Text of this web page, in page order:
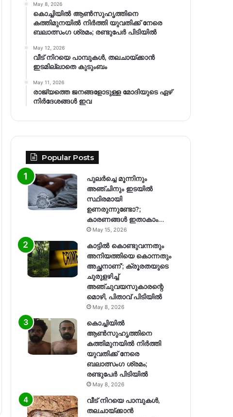
May 8, 2026
കൊച്ചിയിൽ ആൺസുഹൃത്തിനെ
കത്തിമുനയിൽ നിർത്തി യുവതിക്ക് നേരെ
ബലാത്സംഗ​ ശ്രമം; രണ്ടുപേർ പിടിയിൽ
May 12, 2026
വീട് നിറയെ പാമ്പുകൾ, തലചായ്ക്കാൻ
ഇടമില്ലാതെ കുടുംബം
May 11, 2026
രാജ്യത്തെ ജനങ്ങളോടുള്ള മോദിയുടെ ഏഴ്
നിര്‍ദേശങ്ങള്‍ ഇവ
Popular Posts
പുലർച്ചെ മൂന്നിനും
അഞ്ചിനും ഇടയിൽ
സ്ഥിരമായി
ഉണരുന്നുണ്ടോ?;
കാരണങ്ങള്‍ ഇതാകാം…
May 15, 2026
കാട്ടിൽ കൊണ്ടുവന്നതും
അനിയത്തിയെ കൊന്നതും
അച്ഛനാണ്’; ക്രൂരതയുടെ
ചുരുളഴിച്ച്
അഞ്ചുവയസുകാരന്റെ
മൊഴി, പിതാവ് പിടിയിൽ
May 8, 2026
കൊച്ചിയിൽ
ആൺസുഹൃത്തിനെ
കത്തിമുനയിൽ നിർത്തി
യുവതിക്ക് നേരെ
ബലാത്സംഗ​ ശ്രമം;
രണ്ടുപേർ പിടിയിൽ
May 8, 2026
വീട് നിറയെ പാമ്പുകൾ,
തലചായ്ക്കാൻ